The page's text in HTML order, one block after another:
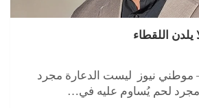
يلدن اللقطاء
نيوز ليست الدعارة مجرد
لحم يُساوم عليه في…